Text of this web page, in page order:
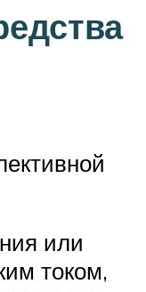
или
током,